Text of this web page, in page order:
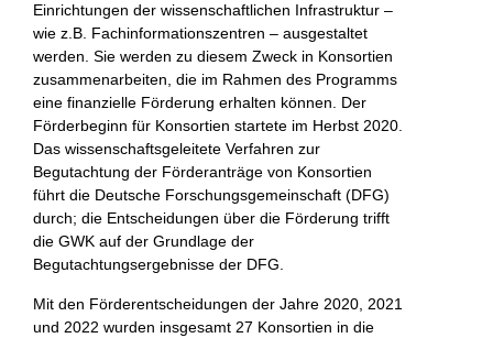
Einrichtungen der wissenschaftlichen Infrastruktur –
wie z.B. Fachinformationszentren – ausgestaltet
werden. Sie werden zu diesem Zweck in Konsortien
zusammenarbeiten, die im Rahmen des Programms
eine finanzielle Förderung erhalten können. Der
Förderbeginn für Konsortien startete im Herbst 2020.
Das wissenschaftsgeleitete Verfahren zur
Begutachtung der Förderanträge von Konsortien
führt die Deutsche Forschungsgemeinschaft (DFG)
durch; die Entscheidungen über die Förderung trifft
die GWK auf der Grundlage der
Begutachtungsergebnisse der DFG.
Mit den Förderentscheidungen der Jahre 2020, 2021
und 2022 wurden insgesamt 27 Konsortien in die